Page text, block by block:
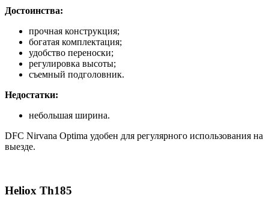
Достоинства:
прочная конструкция;
богатая комплектация;
удобство переноски;
регулировка высоты;
съемный подголовник.
Недостатки:
небольшая ширина.
DFC Nirvana Optima удобен для регулярного использования на
выезде.
Heliox Th185